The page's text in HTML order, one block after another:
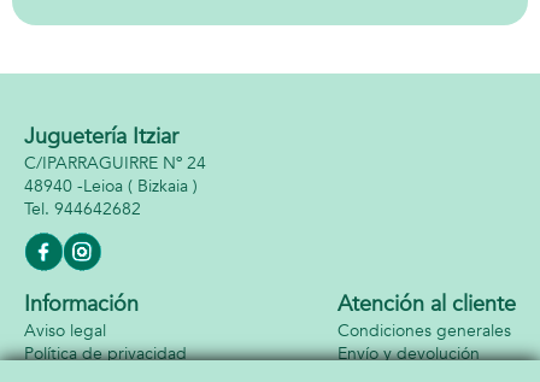
Juguetería Itziar
C/IPARRAGUIRRE Nº 24
48940 -Leioa ( Bizkaia )
944642682
Información
Aviso legal
Política de privacidad
Atención al cliente
Condiciones generales
Envío y devolución